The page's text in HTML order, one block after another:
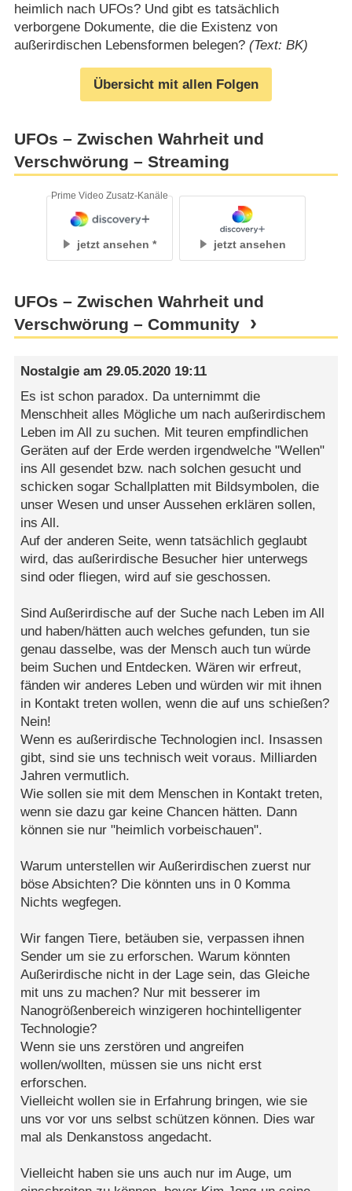
heimlich nach UFOs? Und gibt es tatsächlich
verborgene Dokumente, die die Existenz von
außerirdischen Lebensformen belegen? (Text: BK)
Übersicht mit allen Folgen
UFOs – Zwischen Wahrheit und
Verschwörung – Streaming
jetzt ansehen
Prime Video Zusatz-Kanäle
jetzt ansehen
UFOs – Zwischen Wahrheit und
Verschwörung – Community
Nostalgie am29.05.2020 19:11
Es ist schon paradox. Da unternimmt die
Menschheit alles Mögliche um nach außerirdischem
Leben im All zu suchen. Mit teuren empfindlichen
Geräten auf der Erde werden irgendwelche "Wellen"
ins All gesendet bzw. nach solchen gesucht und
schicken sogar Schallplatten mit Bildsymbolen, die
unser Wesen und unser Aussehen erklären sollen,
ins All.
Auf der anderen Seite, wenn tatsächlich geglaubt
wird, das außerirdische Besucher hier unterwegs
sind oder fliegen, wird auf sie geschossen.
Sind Außerirdische auf der Suche nach Leben im All
und haben/hätten auch welches gefunden, tun sie
genau dasselbe, was der Mensch auch tun würde
beim Suchen und Entdecken. Wären wir erfreut,
fänden wir anderes Leben und würden wir mit ihnen
in Kontakt treten wollen, wenn die auf uns schießen?
Nein!
Wenn es außerirdische Technologien incl. Insassen
gibt, sind sie uns technisch weit voraus. Milliarden
Jahren vermutlich.
Wie sollen sie mit dem Menschen in Kontakt treten,
wenn sie dazu gar keine Chancen hätten. Dann
können sie nur "heimlich vorbeischauen".
Warum unterstellen wir Außerirdischen zuerst nur
böse Absichten? Die könnten uns in 0 Komma
Nichts wegfegen.
Wir fangen Tiere, betäuben sie, verpassen ihnen
Sender um sie zu erforschen. Warum könnten
Außerirdische nicht in der Lage sein, das Gleiche
mit uns zu machen? Nur mit besserer im
Nanogrößenbereich winzigeren hochintelligenter
Technologie?
Wenn sie uns zerstören und angreifen
wollen/wollten, müssen sie uns nicht erst
erforschen.
Vielleicht wollen sie in Erfahrung bringen, wie sie
uns vor vor uns selbst schützen können. Dies war
mal als Denkanstoss angedacht.
Vielleicht haben sie uns auch nur im Auge, um